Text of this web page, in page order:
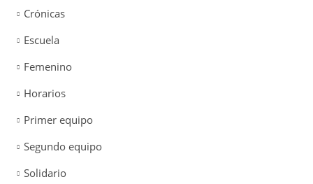
Crónicas
Escuela
Femenino
Horarios
Primer equipo
Segundo equipo
Solidario